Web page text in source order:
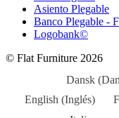
Asiento Plegable
Banco Plegable -
Logobank©
© Flat Furniture 2026
Dansk(
English(Inglés)